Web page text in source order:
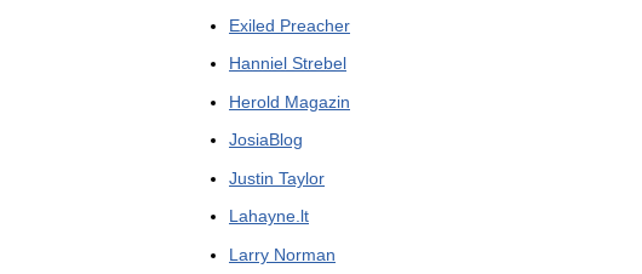
Exiled Preacher
Hanniel Strebel
Herold Magazin
JosiaBlog
Justin Taylor
Lahayne.lt
Larry Norman